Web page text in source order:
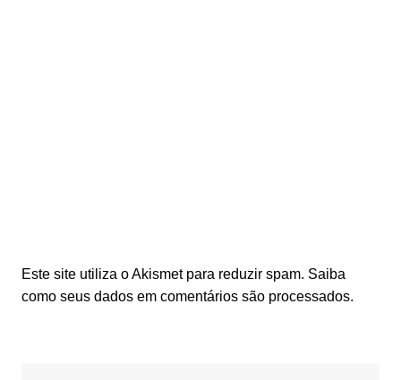
Este site utiliza o Akismet para reduzir spam. Saiba
como seus dados em comentários são processados.